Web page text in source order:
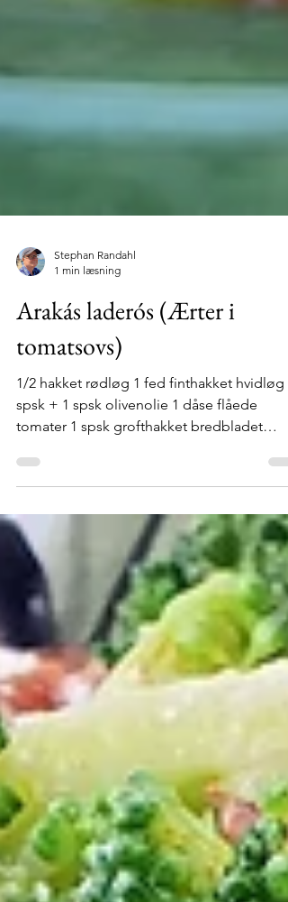
Stephan Randahl
1 min læsning
Arakás laderós (Ærter i
tomatsovs)
1/2 hakket rødløg 1 fed finthakket hvidløg 8
spsk + 1 spsk olivenolie 1 dåse flåede
tomater 1 spsk grofthakket bredbladet
persille 1 spsk grofthakket dild 1/2 tsk
1/2 tsk groft salt 1 knivspids friskkværnet
peber 750 g ærter 100 g feta 1 spsk
Steg løg og hvidløg kort i 8 spsk olie Kom
tomaterne i. Tilsæt persille, dild, sukker, salt
og peber Lad sovsen koge ind, under svag
varme, i omkring 1/2 time Flyt gryden af
varmen. Hæld ærterne i. Bland sovs og ærter
go